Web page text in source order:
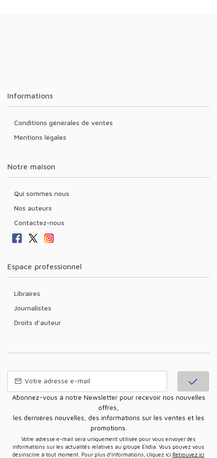
Informations
Conditions générales de ventes
Mentions légales
Notre maison
Qui sommes nous
Nos auteurs
Contactez-nous
Espace professionnel
Libraires
Journalistes
Droits d'auteur
Abonnez-vous à notre Newsletter pour recevoir nos nouvelles
offres,
les dernières nouvelles, des informations sur les ventes et les
promotions.
Votre adresse e-mail sera uniquement utilisée pour vous envoyer des
informations sur les actualités relatives au groupe Elidia. Vous pouvez vous
désinscrire à tout moment. Pour plus d’informations, cliquez ici Retrouvez ici